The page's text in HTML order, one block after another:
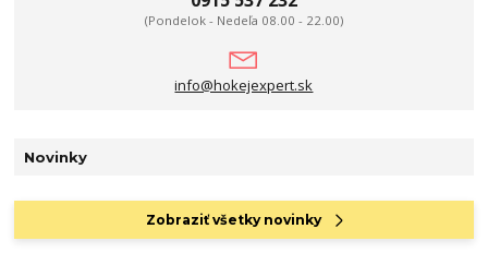
(Pondelok - Nedeľa 08.00 - 22.00)
info@hokejexpert.sk
Novinky
Zobraziť všetky novinky